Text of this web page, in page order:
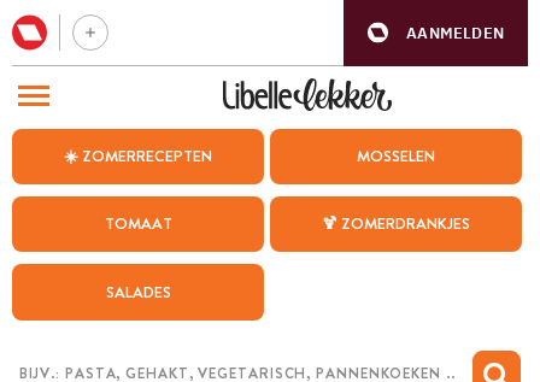
AANMELDEN
☀️ ZOMERRECEPTEN MOSSELEN
TOMAAT 🍹 ZOMERDRANKJES
SALADES
BEZOEK ONZE ANDERE WEBSITES
WEEKMENU
CHAT MET MAIA